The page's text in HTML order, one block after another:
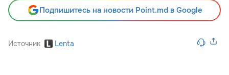
Подпишитесь на новости Point.md в Google
Источник Lenta